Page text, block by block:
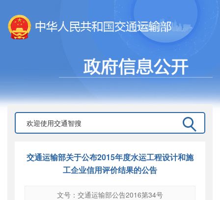
交通运输部关于公布2015年度水运工程设计和施
工企业信用评价结果的公告
文号：交通运输部公告2016第34号